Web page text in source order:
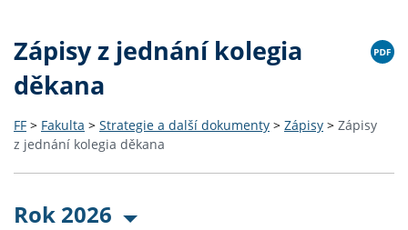
Zápisy z jednání kolegia
děkana
FF > Fakulta > Strategie a další dokumenty > Zápisy > Zápisy
z jednání kolegia děkana
Rok 2026